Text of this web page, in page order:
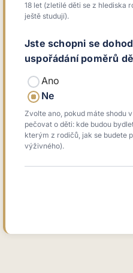
18 let (zletilé děti se z hlediska
ještě studují).
Jste schopni se
uspořádání poměrů
Ano
Ne
Zvolte ano, pokud máte shodu
pečovat o děti: kde budou
kterým z rodičů, jak se budete
výživného).